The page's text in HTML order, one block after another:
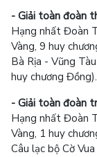
- Giải toàn đoàn
Hạng nhất Đoàn
Vàng, 9 huy
Bà Rịa - Vũng
huy chương Đồng).
- Giải toàn đoàn
Hạng nhất Đoàn
Vàng, 1 huy
Câu lạc bộ Cờ